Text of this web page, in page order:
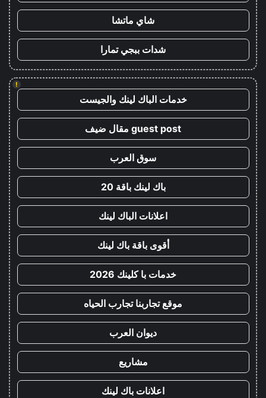
شاي ماتشا
شدات ببجي تمارا
!
خدمات الباك لينك والجيست
guest post مقال ضيف
سوق العرب
باك لينك باقة 20
اعلانات الباك لينك
أقوى باقة باك لينك
خدمات با كلينك 2026
موقع تجاربنا تجارب الحياه
ديوان العرب
مشاريع
اعلانات باك لينك